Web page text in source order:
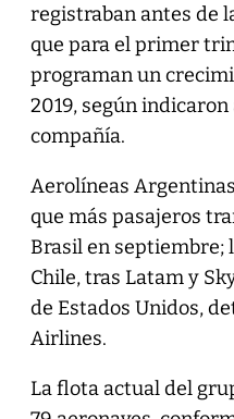
registraban antes de
que para el primer
programan un
2019, según
compañía.
Aerolíneas
que más pasajeros
Brasil en septiembre;
Chile, tras Latam y
de Estados Unidos,
Airlines.
La flota actual del